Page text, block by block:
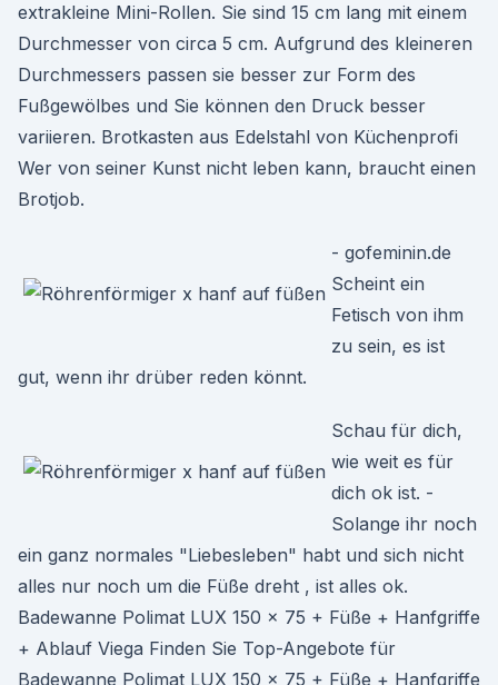
extrakleine Mini-Rollen. Sie sind 15 cm lang mit einem
Durchmesser von circa 5 cm. Aufgrund des kleineren
Durchmessers passen sie besser zur Form des
Fußgewölbes und Sie können den Druck besser
variieren. Brotkasten aus Edelstahl von Küchenprofi
Wer von seiner Kunst nicht leben kann, braucht einen
Brotjob.
- gofeminin.de
Scheint ein
Fetisch von ihm
zu sein, es ist
gut, wenn ihr drüber reden könnt.
Schau für dich,
wie weit es für
dich ok ist. -
Solange ihr noch
ein ganz normales "Liebesleben" habt und sich nicht
alles nur noch um die Füße dreht , ist alles ok.
Badewanne Polimat LUX 150 x 75 + Füße + Hanfgriffe
+ Ablauf Viega Finden Sie Top-Angebote für
Badewanne Polimat LUX 150 x 75 + Füße + Hanfgriffe